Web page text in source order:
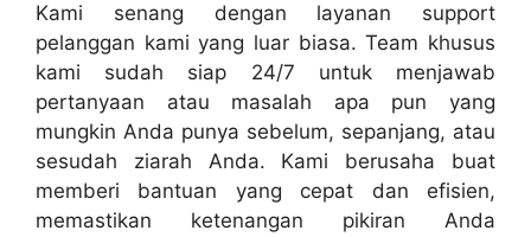
Kami senang dengan layanan support
pelanggan kami yang luar biasa. Team khusus
kami sudah siap 24/7 untuk menjawab
pertanyaan atau masalah apa pun yang
mungkin Anda punya sebelum, sepanjang, atau
sesudah ziarah Anda. Kami berusaha buat
memberi bantuan yang cepat dan efisien,
memastikan ketenangan pikiran Anda